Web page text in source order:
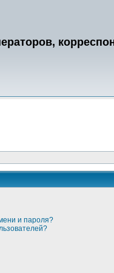
и пароля?